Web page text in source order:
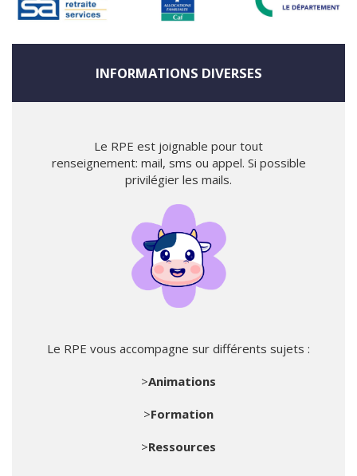
INFORMATIONS DIVERSES
Le RPE est joignable pour tout
renseignement: mail, sms ou appel. Si possible
privilégier les mails.
Le RPE vous accompagne sur différents sujets :
>Animations
>Formation
>Ressources